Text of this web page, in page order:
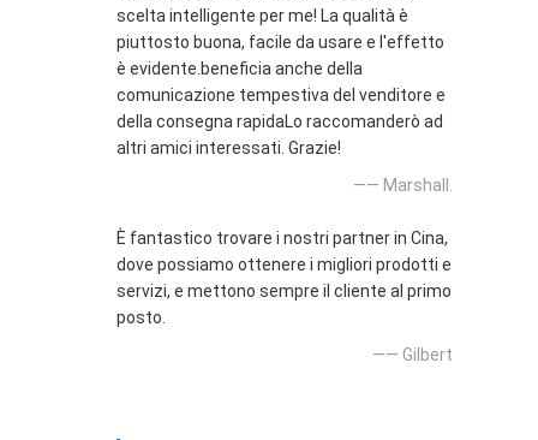
scelta intelligente per me! La qualità è
piuttosto buona, facile da usare e l'effetto
è evidente.beneficia anche della
comunicazione tempestiva del venditore e
della consegna rapidaLo raccomanderò ad
altri amici interessati. Grazie!
—— Marshall.
È fantastico trovare i nostri partner in Cina,
dove possiamo ottenere i migliori prodotti e
servizi, e mettono sempre il cliente al primo
posto.
—— Gilbert